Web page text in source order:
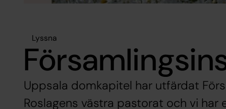
Lyssna
Uppsala domkapitel har utfärdat
Roslagens västra pastorat och vi har